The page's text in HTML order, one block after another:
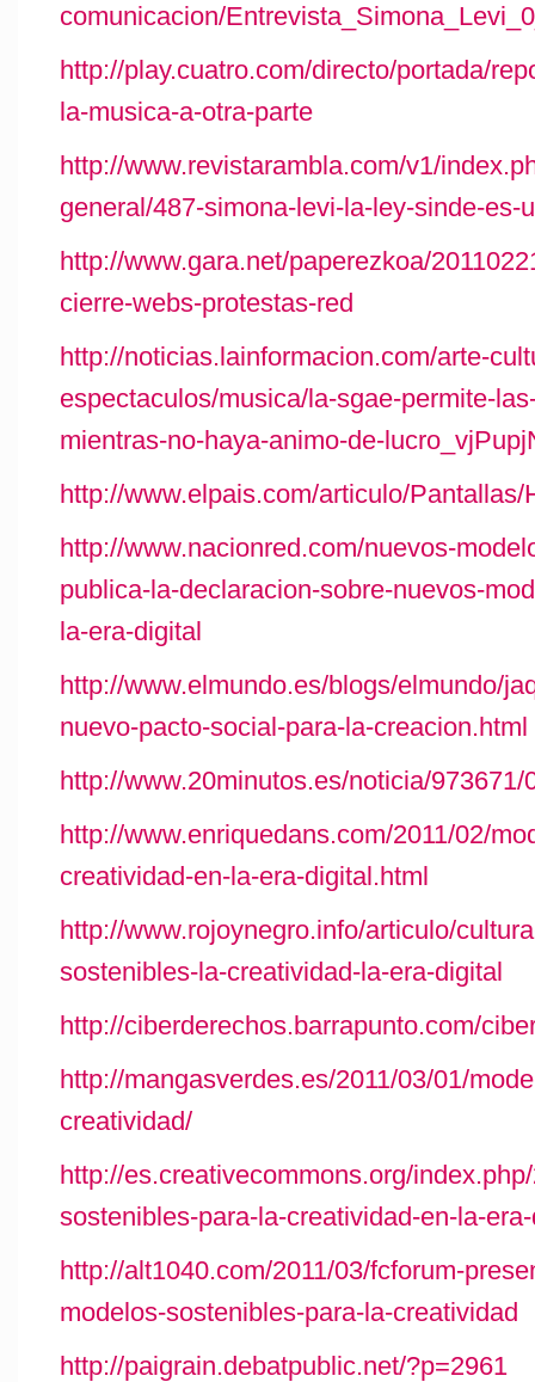
comunicacion/
http://play.cuatro.com/directo/portada/
la-musica-a-otra-parte
http://www.revistarambla.com/v1/
general/487-simona-levi-la-ley-sinde-es-
http://www.gara.net/paperezkoa/
cierre-webs-protestas-red
http://noticias.lainformacion.com/arte-
espectaculos/musica/la-sgae-permite-
mientras-no-haya-animo-de-
http://www.elpais.com/articulo/
http://www.nacionred.com/nuevos-
publica-la-declaracion-sobre-nuevos-
la-era-digital
http://www.elmundo.es/blogs/elmundo/
nuevo-pacto-social-para-la-creacion.html
http://www.20minutos.es/noticia/
http://www.enriquedans.com/2011/02/
creatividad-en-la-era-digital.html
http://www.rojoynegro.info/articulo/
sostenibles-la-creatividad-la-era-digital
http://ciberderechos.barrapunto.com/
http://mangasverdes.es/2011/03/01/
creatividad/
http://es.creativecommons.org/
sostenibles-para-la-creatividad-en-la-
http://alt1040.com/2011/03/fcforum-
modelos-sostenibles-para-la-creatividad
http://paigrain.debatpublic.net/?p=2961